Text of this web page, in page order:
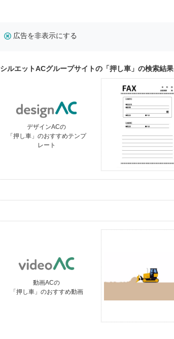
広告を非表示にする
シルエットACグループサイトの「押し車」の検索結果
デザインACの
「押し車」のおすすめテンプ
レート
動画ACの
「押し車」のおすすめ動画